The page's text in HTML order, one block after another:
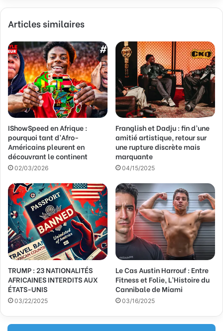
o
r
e
a
d
r
e
s
s
e
E
m
a
i
Articles similaires
IShowSpeed en Afrique :
pourquoi tant d’Afro-
Américains pleurent en
découvrant le continent
02/03/2026
Franglish et Dadju : fin d’une
amitié artistique, retour sur
une rupture discrète mais
marquante
04/15/2025
TRUMP : 23 NATIONALITÉS
AFRICAINES INTERDITS AUX
ÉTATS-UNIS
03/22/2025
Le Cas Austin Harrouf : Entre
Fitness et Folie, L’Histoire du
Cannibale de Miami
03/16/2025